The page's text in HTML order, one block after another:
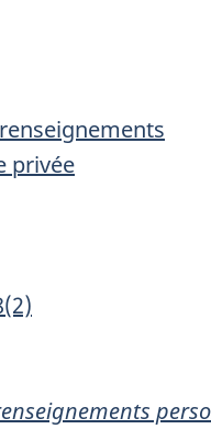
privée